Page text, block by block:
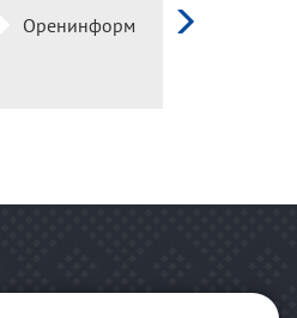
Оренинформ